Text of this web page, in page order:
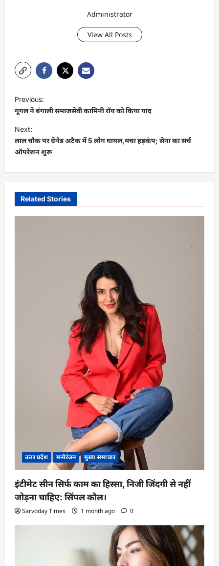
Administrator
View All Posts
P
o
s
t
n
a
g
Previous:
गूगल ने बंगाली समाजसेवी कामिनी रॉय को किया याद
Next:
लाल चौक पर ग्रेनेड अटैक में 5 लोग घायल,मचा हड़कंप; सेना का सर्च
ऑपरेशन शुरू
Related Stories
उत्तर प्रदेश मनोरंजन मुख्य समाचार
इंटीमेट सीन सिर्फ काम का हिस्सा, निजी जिंदगी से नहीं
जोड़ना चाहिए: सिंपल कौल।
Sarvoday Times 1 month ago 0